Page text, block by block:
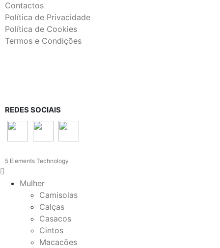
Contactos
Política de Privacidade
Política de Cookies
Termos e Condições
REDES SOCIAIS
5 Elements Technology
Mulher
Camisolas
Calças
Casacos
Cintos
Macacões